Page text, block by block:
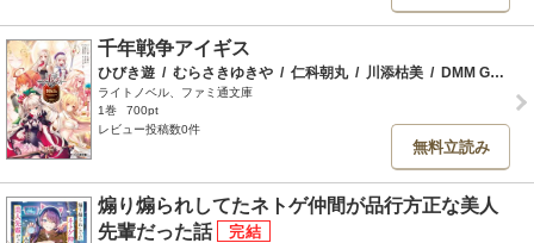
千年戦争アイギス
ひびき遊 / むらさきゆきや / 仁科朝丸 / 川添枯美 / DMM GAMES
ライトノベル、ファミ通文庫
1巻
700pt
レビュー投稿数0件
無料立読み
煽り煽られしてたネトゲ仲間が品行方正な美人
先輩だった話